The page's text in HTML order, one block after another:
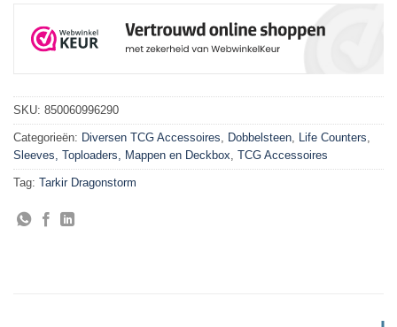
SKU: 850060996290
Categorieën: Diversen TCG Accessoires Dobbelsteen Life Counters
Sleeves, Toploaders, Mappen en Deckbox TCG Accessoires
Tag: Tarkir Dragonstorm